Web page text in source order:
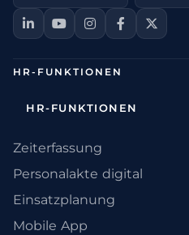
HR-FUNKTIONEN
HR-FUNKTIONEN
Zeiterfassung
Personalakte digital
Einsatzplanung
Mobile App